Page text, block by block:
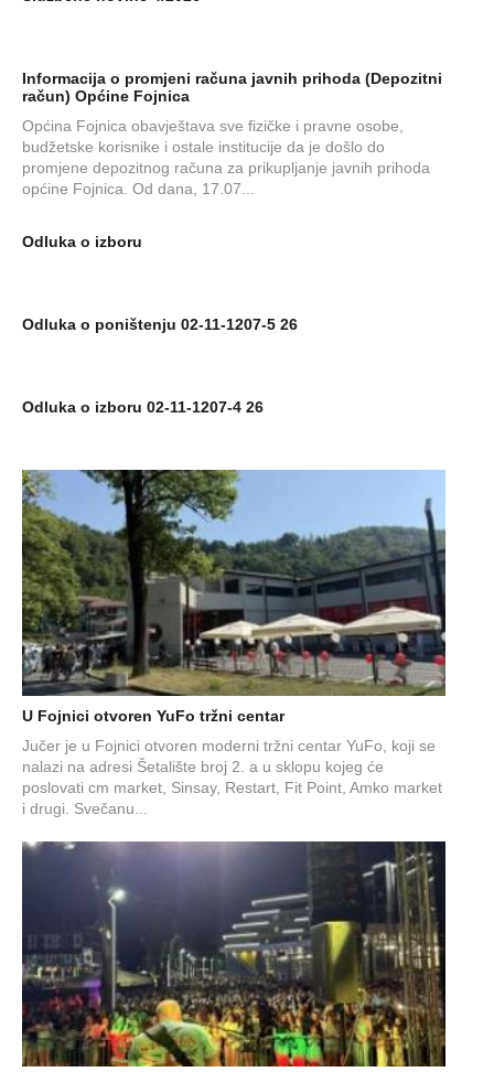
Informacija o promjeni računa javnih prihoda (Depozitni
račun) Općine Fojnica
Općina Fojnica obavještava sve fizičke i pravne osobe,
budžetske korisnike i ostale institucije da je došlo do
promjene depozitnog računa za prikupljanje javnih prihoda
općine Fojnica. Od dana, 17.07...
Odluka o izboru
Odluka o poništenju 02-11-1207-5 26
Odluka o izboru 02-11-1207-4 26
U Fojnici otvoren YuFo tržni centar
Jučer je u Fojnici otvoren moderni tržni centar YuFo, koji se
nalazi na adresi Šetalište broj 2. a u sklopu kojeg će
poslovati cm market, Sinsay, Restart, Fit Point, Amko market
i drugi. Svečanu...